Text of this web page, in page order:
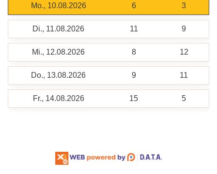
Mo., 10.08.2026 6 3
Di., 11.08.2026 11 9
Mi., 12.08.2026 8 12
Do., 13.08.2026 9 11
Fr., 14.08.2026 15 5